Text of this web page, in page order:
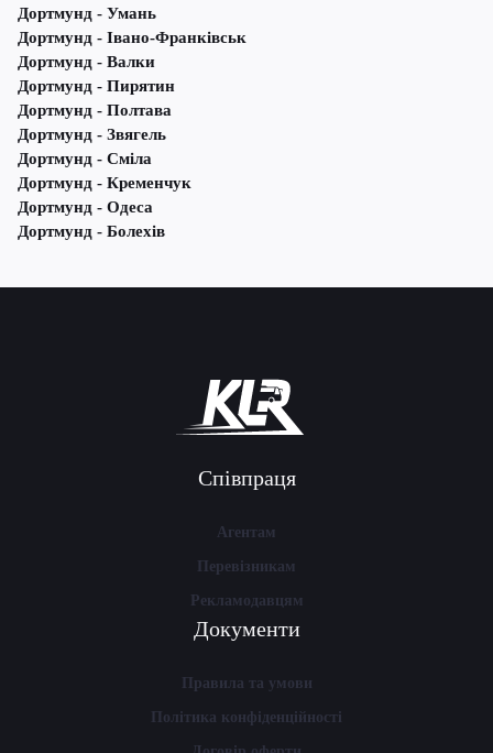
Дортмунд - Умань
Дортмунд - Івано-Франківськ
Дортмунд - Валки
Дортмунд - Пирятин
Дортмунд - Полтава
Дортмунд - Звягель
Дортмунд - Сміла
Дортмунд - Кременчук
Дортмунд - Одеса
Дортмунд - Болехів
Співпраця
Агентам
Перевізникам
Рекламодавцям
Документи
Правила та умови
Політика конфіденційності